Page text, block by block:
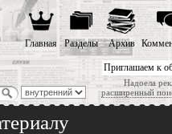
Приглашаем к
Надоела
расширенный
Главная Разделы Архив